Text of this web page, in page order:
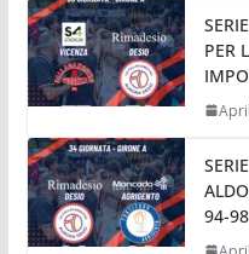
PER
94-98